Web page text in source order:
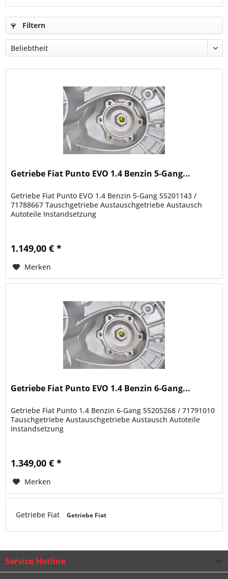
Filtern
Getriebe Fiat Punto EVO 1.4 Benzin 5-Gang...
Getriebe Fiat Punto EVO 1.4 Benzin 5-Gang 55201143 /
71788667 Tauschgetriebe Austauschgetriebe Austausch
Autoteile Instandsetzung
1.149,00 € *
Merken
Getriebe Fiat Punto EVO 1.4 Benzin 6-Gang...
Getriebe Fiat Punto 1.4 Benzin 6-Gang 55205268 / 71791010
Tauschgetriebe Austauschgetriebe Austausch Autoteile
Instandsetzung
1.349,00 € *
Merken
Getriebe Fiat Getriebe Fiat
Service Hotline